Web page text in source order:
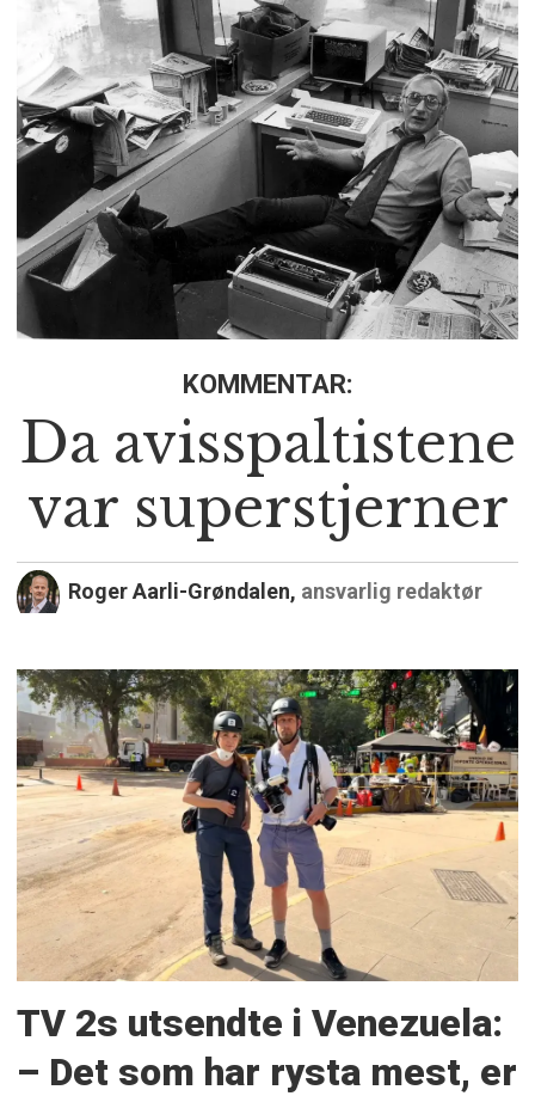
KOMMENTAR:
Da avisspaltistene
var superstjerner
Roger Aarli-Grøndalen, ansvarlig redaktør
TV 2s utsendte i Venezuela:
– Det som har rysta mest, er